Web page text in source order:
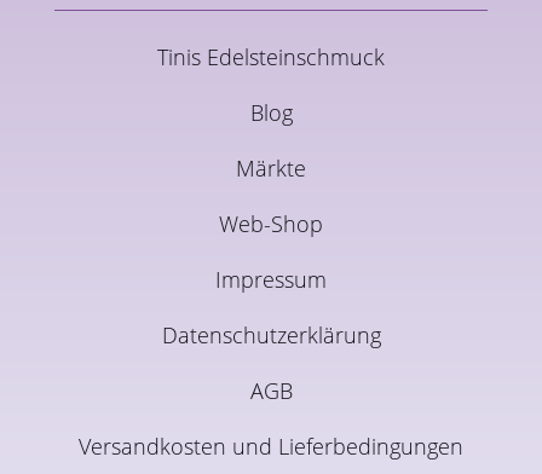
Tinis Edelsteinschmuck
Blog
Märkte
Web-Shop
Impressum
Datenschutzerklärung
AGB
Versandkosten und Lieferbedingungen